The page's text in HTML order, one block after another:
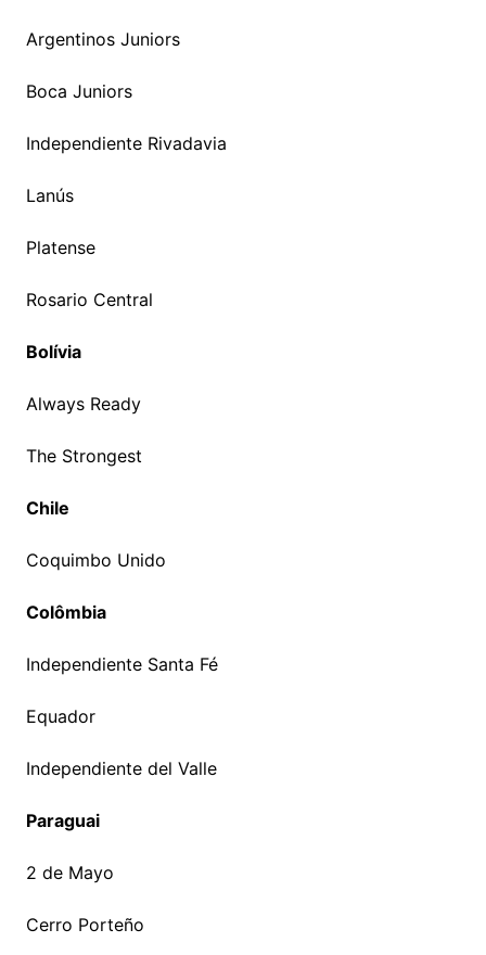
Argentinos Juniors
Boca Juniors
Independiente Rivadavia
Lanús
Platense
Rosario Central
Bolívia
Always Ready
The Strongest
Chile
Coquimbo Unido
Colômbia
Independiente Santa Fé
Equador
Independiente del Valle
Paraguai
2 de Mayo
Cerro Porteño